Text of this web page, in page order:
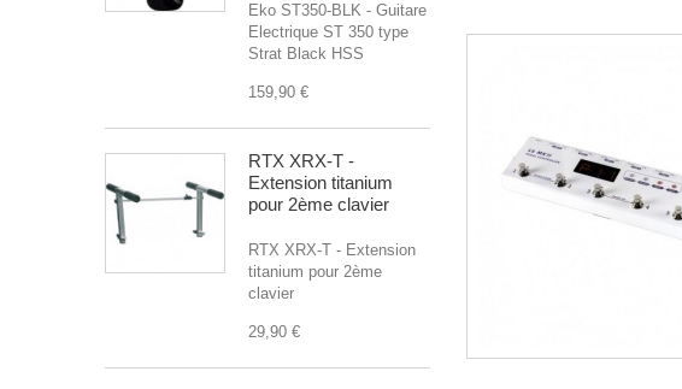
Eko ST350-BLK - Guitare
Electrique ST 350 type
Strat Black HSS
159,90 €
RTX XRX-T -
Extension titanium
pour 2ème clavier
RTX XRX-T - Extension
titanium pour 2ème
clavier
29,90 €